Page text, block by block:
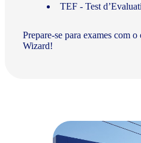
TEF - Test
Prepare-se para exames com o
Wizard!